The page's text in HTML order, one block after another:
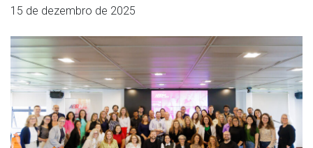
15 de dezembro de 2025